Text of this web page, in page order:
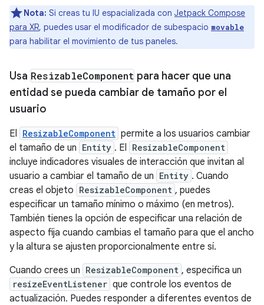
Nota: Si creas tu IU espacializada con Jetpack Compose
para XR, puedes usar el modificador de subespacio movable
para habilitar el movimiento de tus paneles.
Usa ResizableComponent para hacer que una
entidad se pueda cambiar de tamaño por el
usuario
El ResizableComponent permite a los usuarios cambiar
el tamaño de un Entity . El ResizableComponent
incluye indicadores visuales de interacción que invitan al
usuario a cambiar el tamaño de un Entity . Cuando
creas el objeto ResizableComponent , puedes
especificar un tamaño mínimo o máximo (en metros).
También tienes la opción de especificar una relación de
aspecto fija cuando cambias el tamaño para que el ancho
y la altura se ajusten proporcionalmente entre sí.
Cuando crees un ResizableComponent , especifica un
resizeEventListener que controle los eventos de
actualización. Puedes responder a diferentes eventos de